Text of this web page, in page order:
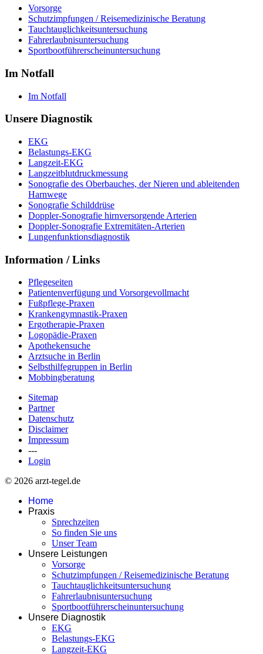
Vorsorge
Schutzimpfungen / Reisemedizinische Beratung
Tauchtauglichkeitsuntersuchung
Fahrerlaubnisuntersuchung
Sportbootführerscheinuntersuchung
Im Notfall
Im Notfall
Unsere Diagnostik
EKG
Belastungs-EKG
Langzeit-EKG
Langzeitblutdruckmessung
Sonografie des Oberbauches, der Nieren und ableitenden
Harnwege
Sonografie Schilddrüse
Doppler-Sonografie hirnversorgende Arterien
Doppler-Sonografie Extremitäten-Arterien
Lungenfunktionsdiagnostik
Information / Links
Pflegeseiten
Patientenverfügung und Vorsorgevollmacht
Fußpflege-Praxen
Krankengymnastik-Praxen
Ergotherapie-Praxen
Logopädie-Praxen
Apothekensuche
Arztsuche in Berlin
Selbsthilfegruppen in Berlin
Mobbingberatung
Sitemap
Partner
Datenschutz
Disclaimer
Impressum
---
Login
© 2026 arzt-tegel.de
Home
Praxis
Sprechzeiten
So finden Sie uns
Unser Team
Unsere Leistungen
Vorsorge
Schutzimpfungen / Reisemedizinische Beratung
Tauchtauglichkeitsuntersuchung
Fahrerlaubnisuntersuchung
Sportbootführerscheinuntersuchung
Unsere Diagnostik
EKG
Belastungs-EKG
Langzeit-EKG